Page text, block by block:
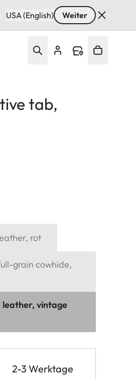
USA (English) Weiter
tab,
rot
grain cowhide,
vintage
2-3 Werktage